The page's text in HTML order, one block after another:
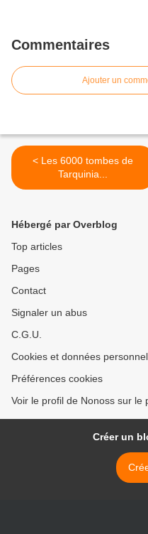
Commentaires
Ajouter un
< Les 6000 tombes de
Tarquinia...
Hébergé par Overblog
Top articles
Pages
Contact
Signaler un abus
C.G.U.
Cookies et données
Préférences cookies
Voir le profil de Nonoss sur le
Créer un